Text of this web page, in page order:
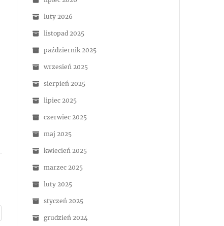
luty 2026
listopad 2025
październik 2025
wrzesień 2025
sierpień 2025
lipiec 2025
czerwiec 2025
maj 2025
kwiecień 2025
marzec 2025
luty 2025
styczeń 2025
grudzień 2024